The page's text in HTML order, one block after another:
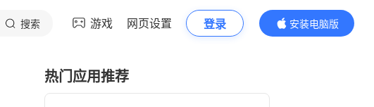
搜索 游戏 网页设置 登录
安装电脑版
内容更精彩
热门应用推荐